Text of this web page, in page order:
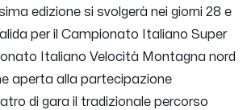
edizione si svolgerà nei giorni 28 e
per il Campionato Italiano Super
Italiano Velocità Montagna nord
aperta alla partecipazione
di gara il tradizionale percorso